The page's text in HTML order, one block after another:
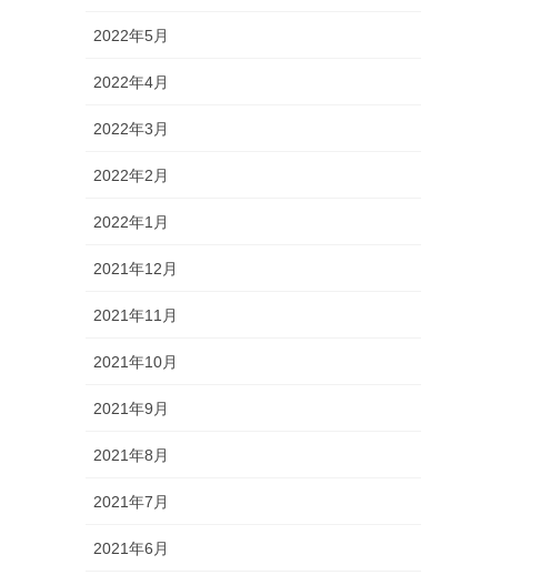
2022年5月
2022年4月
2022年3月
2022年2月
2022年1月
2021年12月
2021年11月
2021年10月
2021年9月
2021年8月
2021年7月
2021年6月